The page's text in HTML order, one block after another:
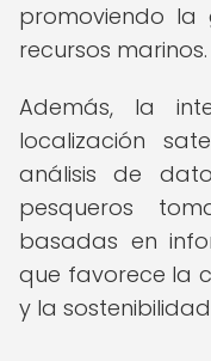
promoviendo la
recursos marinos.
Además, la
localización
análisis de
pesqueros
basadas en
que favorece la
y la